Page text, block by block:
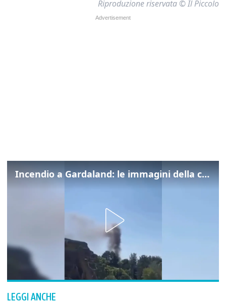
Riproduzione riservata © Il Piccolo
Incendio a Gardaland: le immagini della colonna di fumo
LEGGI ANCHE